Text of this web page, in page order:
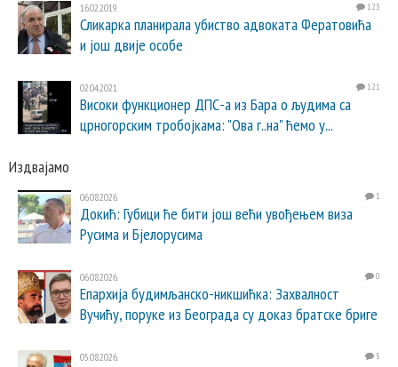
16.02.2019. 123
Сликарка планирала убиство адвоката Фератовића
и још двије особе
02.04.2021. 121
Високи функционер ДПС-а из Бара о људима са
црногорским тробојкама: "Ова г..на" ћемо у...
Издвајамо
06.08.2026. 1
Докић: Губици ће бити још већи увођењем виза
Русима и Бјелорусима
06.08.2026. 0
Епархија будимљанско-никшићка: Захвалност
Вучићу, поруке из Београда су доказ братске бриге
05.08.2026. 5